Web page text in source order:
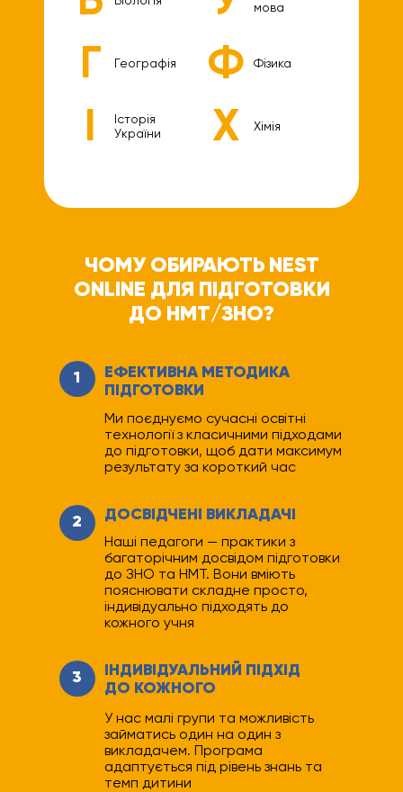
ЧОМУ ОБИРАЮТЬ NEST
ONLINE ДЛЯ ПІДГОТОВКИ
ДО НМТ/ЗНО?
2 ДОСВІДЧЕНІ ВИКЛАДАЧІ
Наші педагоги — практики з
багаторічним досвідом підготовки
до ЗНО та НМТ. Вони вміють
пояснювати складне просто,
індивідуально підходять до
кожного учня
ІНДИВІДУАЛЬНИЙ ПІДХІД
ДО КОЖНОГО
У нас малі групи та можливість
займатись один на один з
викладачем. Програма
адаптується під рівень знань та
темп дитини
3
ЕФЕКТИВНА МЕТОДИКА
ПІДГОТОВКИ
Ми поєднуємо сучасні освітні
технології з класичними підходами
до підготовки, щоб дати максимум
результату за короткий час
1
І
Історія
України
Географія
Г
Хімія
Ф Фізика
Х
мова